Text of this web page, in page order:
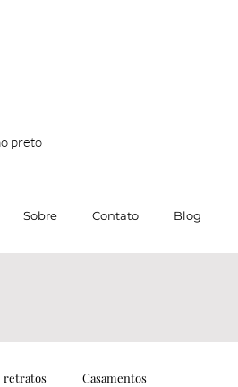
preto
Sobre Contato Blog
retratos Casamentos